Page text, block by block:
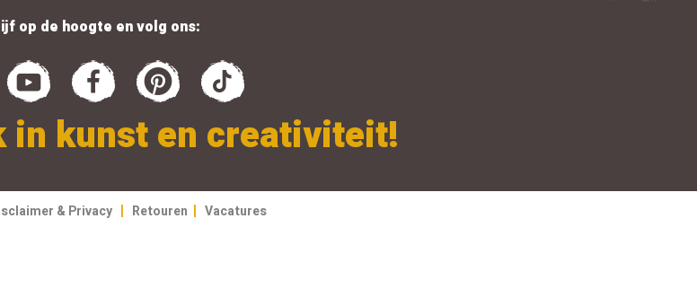
op de hoogte en volg ons:
in kunst en creativiteit!
& Privacy | Retouren | Vacatures